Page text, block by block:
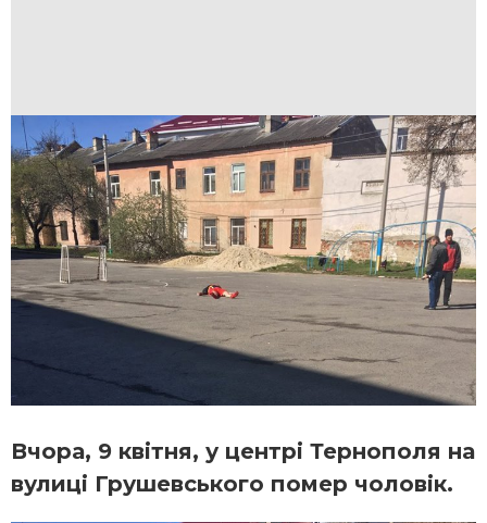
Вчора, 9 квітня, у центрі Тернополя на
вулиці Грушевського помер чоловік.